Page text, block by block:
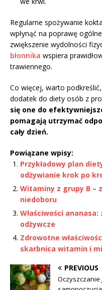
Regularne spożywanie
wpłynąć na poprawę
zwiększenie wydolności
błonnika wspiera
trawiennego.
Co więcej, warto
dodatek do diety osób z
się one do
pomagają utrzymać
cały dzień.
Powiązane wpisy:
Przykładowy plan
odżywianie krok po
Witaminy z grupy B –
niedoboru
Właściwości
odżywcze
Zdrowotne
skarbnica witamin i
PREVIOUS